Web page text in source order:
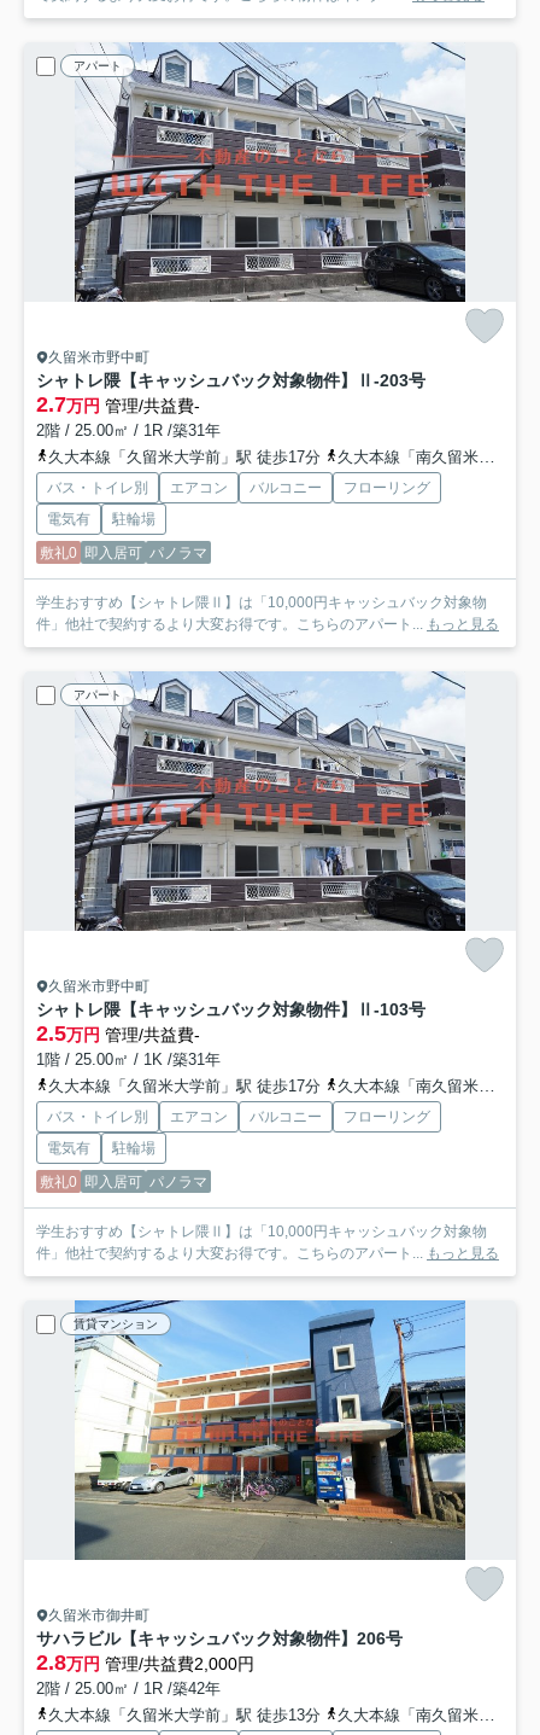
アパート
久留米市野中町
シャトレ隈【キャッシュバック対象物件】 Ⅱ-203号
2.7万円 管理/共益費-
2階 / 25.00㎡ / 1R /築31年
久大本線「久留米大学前」駅 徒歩17分
久大本線「南久留米」駅 徒歩16分
バス・トイレ別 エアコン バルコニー
フローリング
電気有
駐輪場
敷礼0 即入居可 パノラマ
学生おすすめ【シャトレ隈Ⅱ】は「10,000円キャッシュバック対象物
件」他社で契約するより大変お得です。こちらのアパート...
もっと見る
アパート
久留米市野中町
シャトレ隈【キャッシュバック対象物件】 Ⅱ-103号
2.5万円 管理/共益費-
1階 / 25.00㎡ / 1K /築31年
久大本線「久留米大学前」駅 徒歩17分
久大本線「南久留米」駅 徒歩16分
バス・トイレ別 エアコン バルコニー
フローリング
電気有
駐輪場
敷礼0 即入居可 パノラマ
学生おすすめ【シャトレ隈Ⅱ】は「10,000円キャッシュバック対象物
件」他社で契約するより大変お得です。こちらのアパート...
もっと見る
賃貸マンション
久留米市御井町
サハラビル【キャッシュバック対象物件】 206号
2.8万円 管理/共益費2,000円
2階 / 25.00㎡ / 1R /築42年
久大本線「久留米大学前」駅 徒歩13分
久大本線「南久留米」駅 徒歩18分